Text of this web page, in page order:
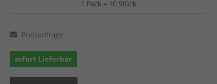
1 Pack = 10 Stück
Preisanfrage
sofort Lieferbar